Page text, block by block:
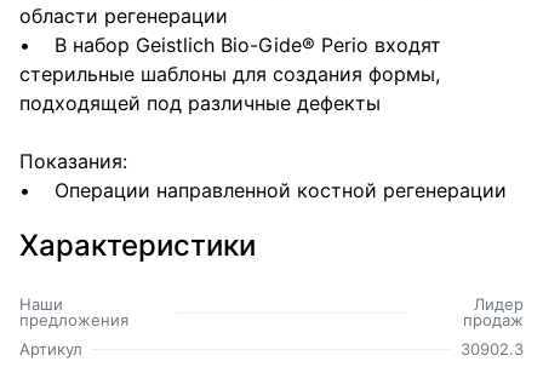
области регенерации
• В набор Geistlich Bio-Gide® Perio входят
стерильные шаблоны для создания формы,
подходящей под различные дефекты
Показания:
• Операции направленной костной регенерации
Характеристики
Наши
предложения
Лидер
продаж
Артикул
30902.3